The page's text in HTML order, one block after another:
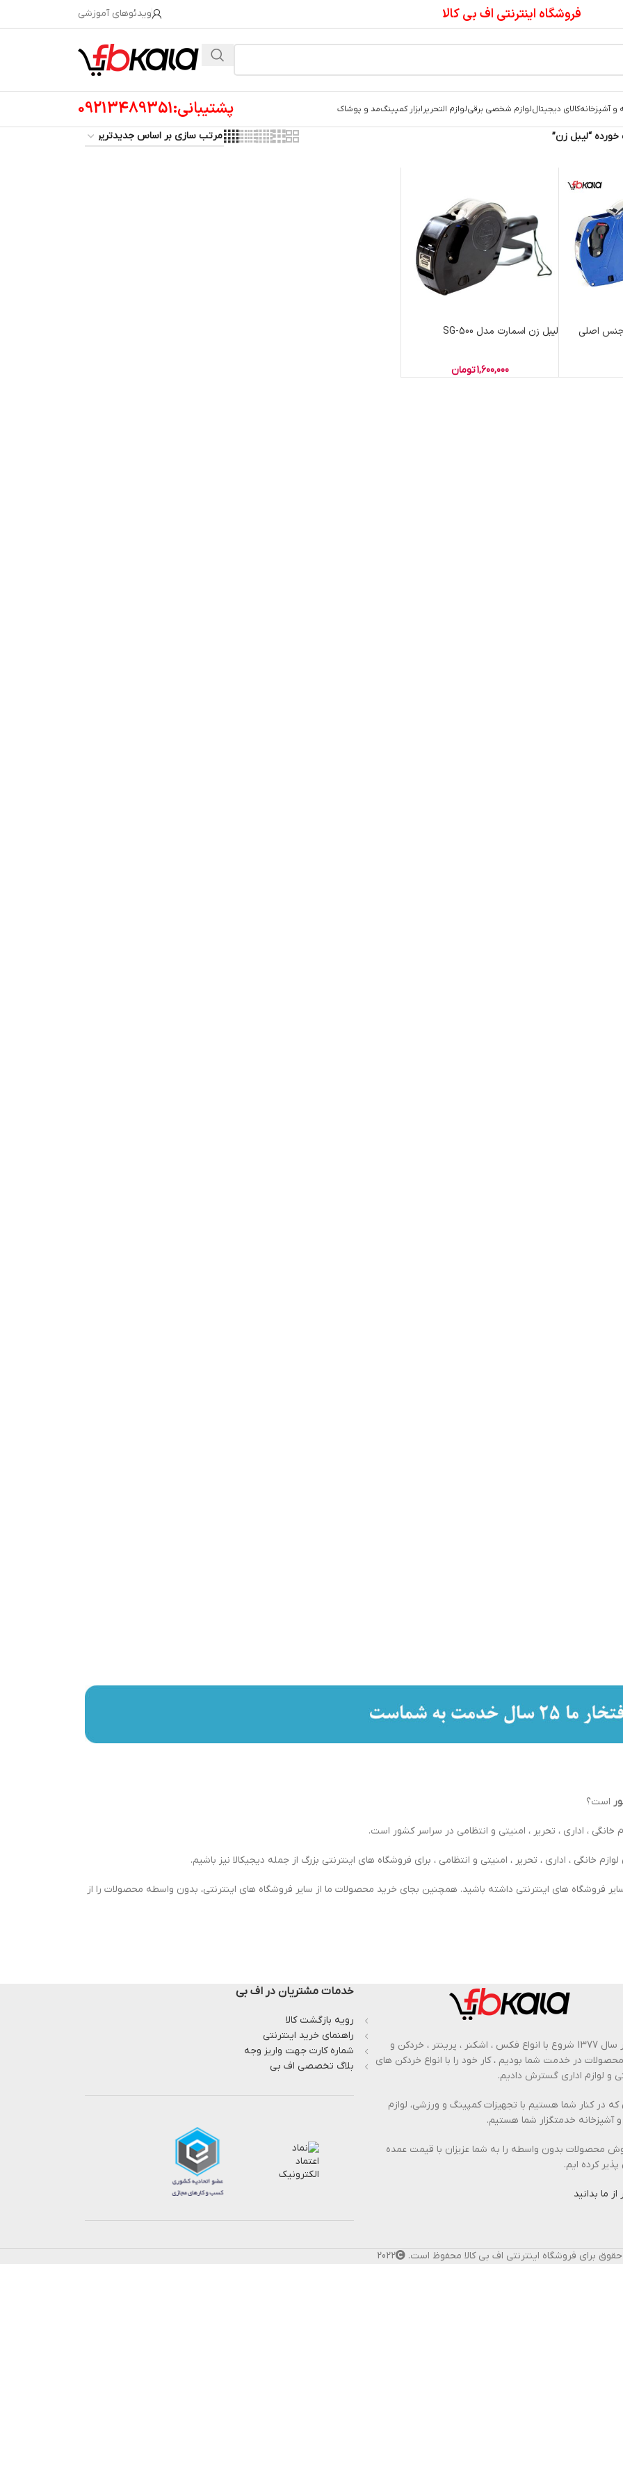
فروشگاه اینترنتی اف بی کالا ویدئوهای آموزشی
و آشپزخانهکالای دیجیتاللوازم شخصی برقیلوازم التحریر ابزار کمپینگمد و پوشاک پشتیبانی:09213489351
“لیبل زن”
لیبل زن اسمارت مدل SG-500
1,600,000تومان
است؟
خانگی ، اداری ، تحریر ، امنیتی و انتظامی در سراسر کشور است.
خانگی ، اداری ، تحریر ، امنیتی و انتظامی ، برای فروشگاه های اینترنتی بزرگ از جمله دیجیکالا نیز باشیم.
فروشگاه های اینترنتی داشته باشید. همچنین بجای خرید محصولات ما از سایر فروشگاه های اینترنتی، بدون واسطه محصولات را از
از بهار سال 1377 شروع با انواع فکس ، اشکنر ، پرینتر ، خردکن و
محصولات در خدمت شما بودیم ، کار خود را با انواع خردکن های
و لوازم اداری گسترش دادیم.
که در کنار شما هستیم با تجهیزات کمپینگ و ورزشی، لوازم
آشپزخانه خدمتگزار شما هستیم.
محصولات بدون واسطه را به شما عزیزان با قیمت عمده
پذیر کرده ایم.
ما بدانید
خدمات مشتریان در اف بی
رویه بازگشت کالا
راهنمای خرید اینترنتی
شماره کارت جهت واریز وجه
بلاگ تخصصی اف بی
حقوق برای فروشگاه اینترنتی اف بی کالا محفوظ است. 2022